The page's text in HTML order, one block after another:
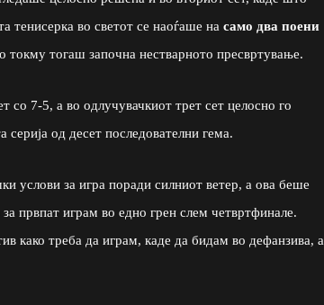
тенисерка во светот се наоѓаше на само два поени
токму тогаш започна нестварното пресвртување.
со 7-5, а во одлучувачкиот трет сет целосно го
серија од десет последователни гема.
услови за игра поради силниот ветер, а ова беше
првпат играм во едно грен слем четвртфинале.
како треба да играм, каде да бидам во дефанзива, а